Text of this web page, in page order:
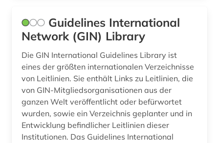
Guidelines International
Network (GIN) Library
Die GIN International Guidelines Library ist
eines der größten internationalen Verzeichnisse
von Leitlinien. Sie enthält Links zu Leitlinien, die
von GIN-Mitgliedsorganisationen aus der
ganzen Welt veröffentlicht oder befürwortet
wurden, sowie ein Verzeichnis geplanter und in
Entwicklung befindlicher Leitlinien dieser
Institutionen. Das Guidelines International